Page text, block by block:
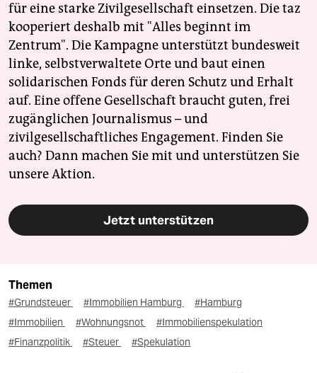
für eine starke Zivilgesellschaft einsetzen. Die taz
kooperiert deshalb mit "Alles beginnt im
Zentrum". Die Kampagne unterstützt bundesweit
linke, selbstverwaltete Orte und baut einen
solidarischen Fonds für deren Schutz und Erhalt
auf. Eine offene Gesellschaft braucht guten, frei
zugänglichen Journalismus – und
zivilgesellschaftliches Engagement. Finden Sie
auch? Dann machen Sie mit und unterstützen Sie
unsere Aktion.
Jetzt unterstützen
Themen
#Grundsteuer #Immobilien Hamburg
#Hamburg
#Immobilien
#Wohnungsnot
#Immobilienspekulation
#Finanzpolitik
#Steuer #Spekulation